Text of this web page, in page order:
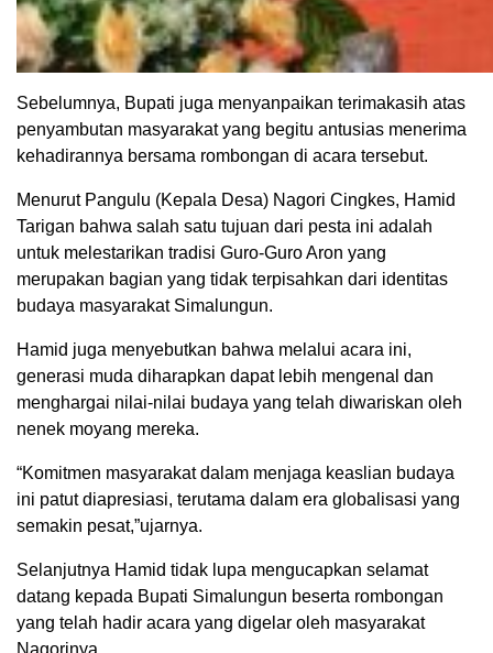
Sebelumnya, Bupati juga menyanpaikan terimakasih atas
penyambutan masyarakat yang begitu antusias menerima
kehadirannya bersama rombongan di acara tersebut.
Menurut Pangulu (Kepala Desa) Nagori Cingkes, Hamid
Tarigan bahwa salah satu tujuan dari pesta ini adalah
untuk melestarikan tradisi Guro-Guro Aron yang
merupakan bagian yang tidak terpisahkan dari identitas
budaya masyarakat Simalungun.
Hamid juga menyebutkan bahwa melalui acara ini,
generasi muda diharapkan dapat lebih mengenal dan
menghargai nilai-nilai budaya yang telah diwariskan oleh
nenek moyang mereka.
“Komitmen masyarakat dalam menjaga keaslian budaya
ini patut diapresiasi, terutama dalam era globalisasi yang
semakin pesat,”ujarnya.
Selanjutnya Hamid tidak lupa mengucapkan selamat
datang kepada Bupati Simalungun beserta rombongan
yang telah hadir acara yang digelar oleh masyarakat